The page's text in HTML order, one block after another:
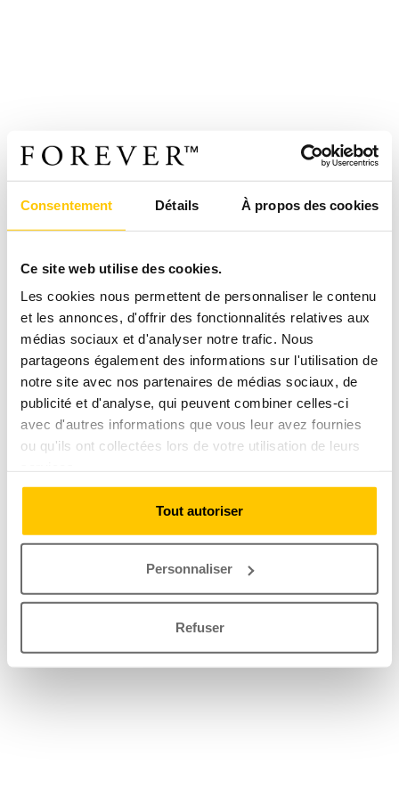
Consentement Détails À propos des cookies
Ce site web utilise des cookies.
Les cookies nous permettent de personnaliser le contenu
et les annonces, d'offrir des fonctionnalités relatives aux
médias sociaux et d'analyser notre trafic. Nous
partageons également des informations sur l'utilisation de
notre site avec nos partenaires de médias sociaux, de
publicité et d'analyse, qui peuvent combiner celles-ci
avec d'autres informations que vous leur avez fournies
ou qu'ils ont collectées lors de votre utilisation de leurs
Tout autoriser
Personnaliser
Refuser